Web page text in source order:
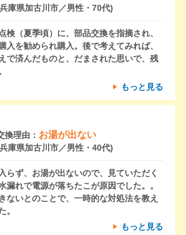
庫県加古川市／男性・70代)
検（夏季頃）に、部品交換を指摘され、
入を勧められ購入。後で考えてみれば、
で済んだものと、だまされた思いで、残
もっと見る
換理由： お湯が出ない
庫県加古川市／男性・40代)
らず、お湯が出ないので、見ていただく
漏れで電源が落ちたこが原因でした。。
ないとのことで、一時的な対処法を教え
。
もっと見る